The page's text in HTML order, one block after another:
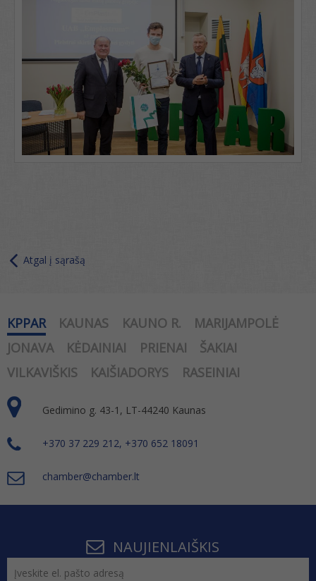
Atgal į sąrašą
KPPAR KAUNAS KAUNO R.
MARIJAMPOLĖ
JONAVA
KĖDAINIAI PRIENAI
ŠAKIAI
VILKAVIŠKIS
KAIŠIADORYS RASEINIAI
Gedimino g. 43-1, LT-44240 Kaunas
+370 37 229 212, +370 652 18091
chamber@chamber.lt
NAUJIENLAIŠKIS